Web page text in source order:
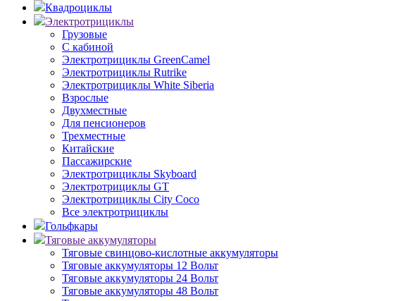
Квадроциклы
Электротрициклы
Грузовые
С кабиной
Электротрициклы GreenCamel
Электротрициклы Rutrike
Электротрициклы White Siberia
Взрослые
Двухместные
Для пенсионеров
Трехместные
Китайские
Пассажирские
Электротрициклы Skyboard
Электротрициклы GT
Электротрициклы City Coco
Все электротрициклы
Гольфкары
Тяговые аккумуляторы
Тяговые свинцово-кислотные аккумуляторы
Тяговые аккумуляторы 12 Вольт
Тяговые аккумуляторы 24 Вольт
Тяговые аккумуляторы 48 Вольт